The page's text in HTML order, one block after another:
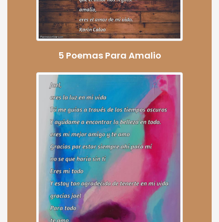
5 Poemas Para Amalio